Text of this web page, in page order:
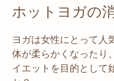
ホットヨガの
ヨガは女性にとって人
体が柔らかくなったり
イエットを目的として